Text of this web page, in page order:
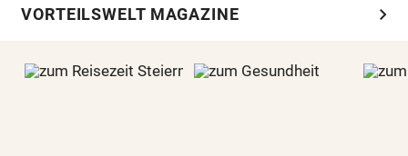
VORTEILSWELT MAGAZINE chevron_right